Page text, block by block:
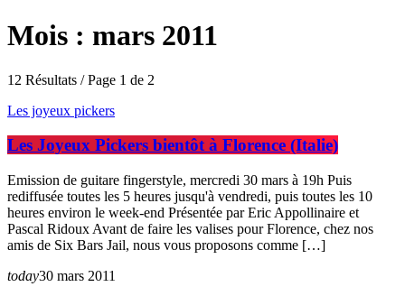
Mois : mars 2011
12 Résultats / Page 1 de 2
Les joyeux pickers
Les Joyeux Pickers bientôt à Florence (Italie)
Emission de guitare fingerstyle, mercredi 30 mars à 19h Puis
rediffusée toutes les 5 heures jusqu'à vendredi, puis toutes les 10
heures environ le week-end Présentée par Eric Appollinaire et
Pascal Ridoux Avant de faire les valises pour Florence, chez nos
amis de Six Bars Jail, nous vous proposons comme […]
today30 mars 2011